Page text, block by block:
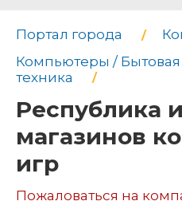
Портал города
Компьютеры /
техника
Республика
магазинов
игр
Пожаловаться на